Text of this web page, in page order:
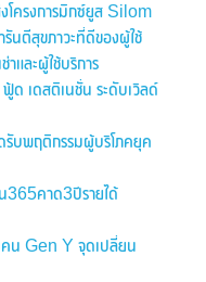
งโครงการมิกซ์ยูส Silom
นตีสุขภาวะที่ดีของผู้ใช้
และผู้ใช้บริการ
ด เดสติเนชั่น ระดับเวิลด์
รับพฤติกรรมผู้บริโภคยุค
365คาด3ปีรายได้
น Gen Y จุดเปลี่ยน